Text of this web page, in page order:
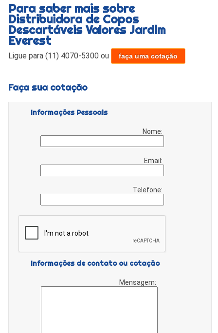
Para saber mais sobre
Distribuidora de Copos
Descartáveis Valores Jardim
Everest
Ligue para(11) 4070-5300 ou faça uma cotação
Faça sua cotação
Informações Pessoais
Nome:
Email:
Telefone:
Informações de contato ou cotação
Mensagem: